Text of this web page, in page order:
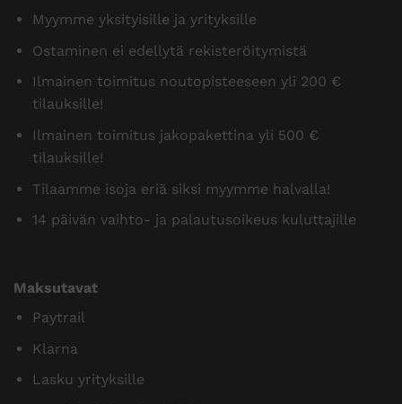
Myymme yksityisille ja yrityksille
Ostaminen ei edellytä rekisteröitymistä
Ilmainen toimitus noutopisteeseen yli 200 €
tilauksille!
Ilmainen toimitus jakopakettina yli 500 €
tilauksille!
Tilaamme isoja eriä siksi myymme halvalla!
14 päivän vaihto- ja palautusoikeus kuluttajille
Maksutavat
Paytrail
Klarna
Lasku yrityksille